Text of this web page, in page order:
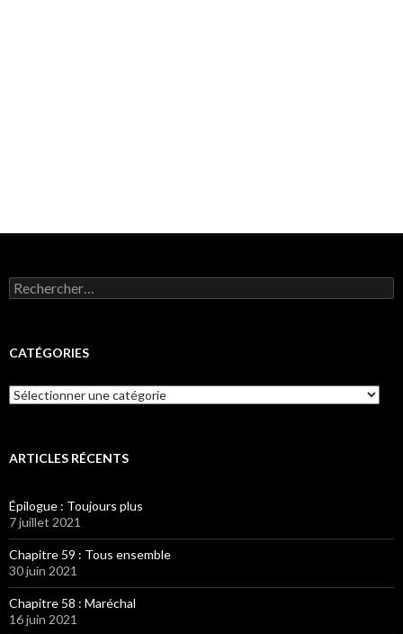
Rechercher :
CATÉGORIES
Catégories
ARTICLES RÉCENTS
Épilogue : Toujours plus
7 juillet 2021
Chapitre 59 : Tous ensemble
30 juin 2021
Chapitre 58 : Maréchal
16 juin 2021